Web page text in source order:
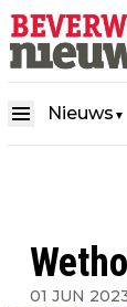
Nieuws ▼
01 JUN